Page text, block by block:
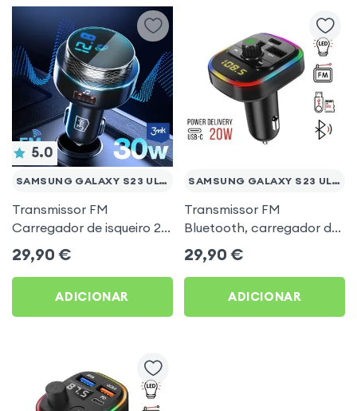
5.0
SAMSUNG GALAXY S23 ULTRA
Transmissor FM
Carregador de isqueiro 2x
USB MicroSD 3mk Preto
para Samsung Galaxy S23
Ultra
29,90 €
ADICIONAR
SAMSUNG GALAXY S23 ULTRA
Transmissor FM
Bluetooth, carregador de
automóvel USB / USB-C,
C4 - Preto para Samsung
Galaxy S23 Ultra
29,90 €
ADICIONAR